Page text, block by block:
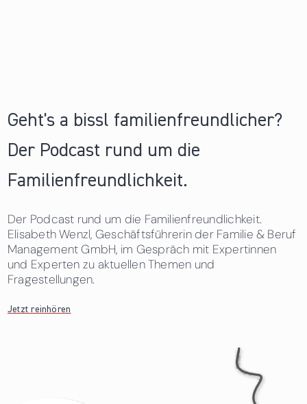
Geht's a bissl familienfreundlicher?
Der Podcast rund um die
Familienfreundlichkeit.
Der Podcast rund um die Familienfreundlichkeit.
Elisabeth Wenzl, Geschäftsführerin der Familie & Beruf
Management GmbH, im Gespräch mit Expertinnen
und Experten zu aktuellen Themen und
Fragestellungen.
Jetzt reinhören